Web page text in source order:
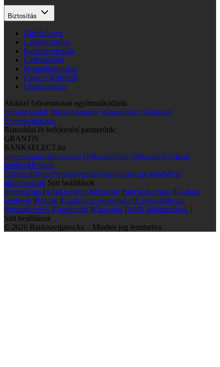
Biztosítás
Hitelfedezeti
Lakásbiztosítás
Balesetbiztosítás
Életbiztosítás
Nyugdíjbiztosítás
Casco • Kötelező
Utasbiztosítás
Akikkel folyamatosan együttműködünk:
Jobsora jooble Meteonavigator Hírnavigátor Akölcsön
Expresszkölcsön
Biztosítási és befektetési partnerünk:
GRANTIS
BANKSELECT.hu
ImpresszumAdatkezelési tájékoztatóSüti tájékoztatóGyakori
kérdésekRólunk
ÜzletszabályzatPanaszkezelésFogalomtárKapcsolatMNB
alkalmazások Süti beállítások
Impresszum |Adatkezelési tájékoztató |Süti tájékoztató |Gyakori
kérdések |Rólunk |Csatlakozz partnerként |Üzletszabályzat
|Panaszkezelés |Fogalomtár |Kapcsolat |MNB alkalmazások |
Süti beállítások
© 2026 Banknavigator.hu – Minden jog fenntartva.